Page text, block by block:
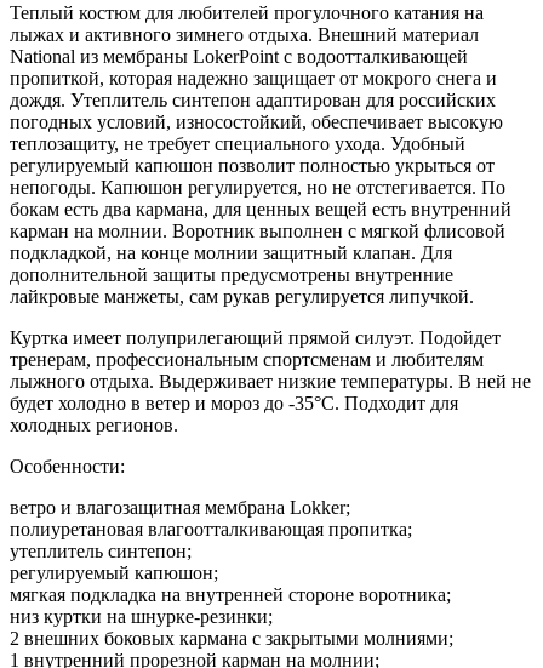
Теплый костюм для любителей прогулочного катания на
лыжах и активного зимнего отдыха. Внешний материал
National из мембраны LokerPoint c водоотталкивающей
пропиткой, которая надежно защищает от мокрого снега и
дождя. Утеплитель синтепон адаптирован для российских
погодных условий, износостойкий, обеспечивает высокую
теплозащиту, не требует специального ухода. Удобный
регулируемый капюшон позволит полностью укрыться от
непогоды. Капюшон регулируется, но не отстегивается. По
бокам есть два кармана, для ценных вещей есть внутренний
карман на молнии. Воротник выполнен с мягкой флисовой
подкладкой, на конце молнии защитный клапан. Для
дополнительной защиты предусмотрены внутренние
лайкровые манжеты, сам рукав регулируется липучкой.
Куртка имеет полуприлегающий прямой силуэт. Подойдет
тренерам, профессиональным спортсменам и любителям
лыжного отдыха. Выдерживает низкие температуры. В ней не
будет холодно в ветер и мороз до -35°С. Подходит для
холодных регионов.
Особенности:
ветро и влагозащитная мембрана Lokker;
полиуретановая влагоотталкивающая пропитка;
утеплитель синтепон;
регулируемый капюшон;
мягкая подкладка на внутренней стороне воротника;
низ куртки на шнурке-резинки;
2 внешних боковых кармана с закрытыми молниями;
1 внутренний прорезной карман на молнии;